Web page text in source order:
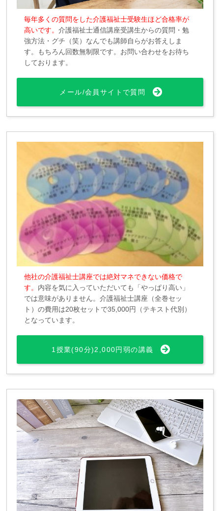
毎年多くの質問をした介護福祉士受験生ほど合格率が
高いです。介護福祉士通信講座受講生からの質問・勉
強方法・グチ（笑）なんでも講師自らがお答えしま
す。もちろん回数無制限です。お問い合わせをお待ち
しております。
メール/会員サイトで質問
他社の介護福祉士講座では絶対マネできない価格で
す。 内容を気に入っていただいても「やっぱり高い」
では意味がありません。介護福祉士講座（全巻セッ
ト）の費用は20枚セットで35,000円（テキスト代別）
となっています。
1授業(90分)2,000円弱の講義